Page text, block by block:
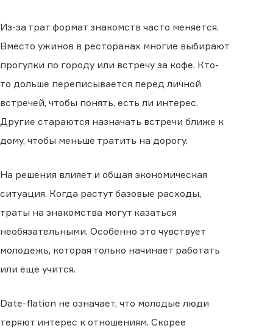
Из-за трат формат знакомств часто меняется.
Вместо ужинов в ресторанах многие выбирают
прогулки по городу или встречу за кофе. Кто-
то дольше переписывается перед личной
встречей, чтобы понять, есть ли интерес.
Другие стараются назначать встречи ближе к
дому, чтобы меньше тратить на дорогу.
На решения влияет и общая экономическая
ситуация. Когда растут базовые расходы,
траты на знакомства могут казаться
необязательными. Особенно это чувствует
молодежь, которая только начинает работать
или еще учится.
Date-flation не означает, что молодые люди
теряют интерес к отношениям. Скорее